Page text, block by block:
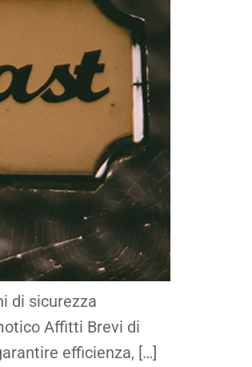
di sicurezza
Affitti Brevi di
efficienza, […]